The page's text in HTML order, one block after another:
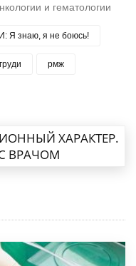
и гематологии
Я знаю, я не боюсь!
рмж
ХАРАКТЕР.
ВРАЧОМ